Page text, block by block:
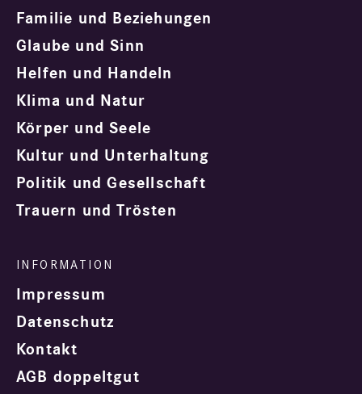
Familie und Beziehungen
Glaube und Sinn
Helfen und Handeln
Klima und Natur
Körper und Seele
Kultur und Unterhaltung
Politik und Gesellschaft
Trauern und Trösten
Impressum
Datenschutz
Kontakt
AGB doppeltgut